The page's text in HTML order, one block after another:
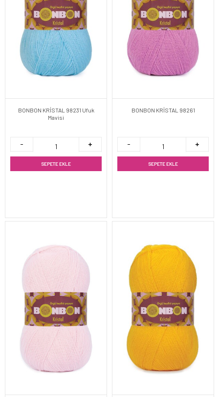
BONBON KRİSTAL 98231 Ufuk
Mavisi
SEPETE EKLE
BONBON KRİSTAL 98261
SEPETE EKLE